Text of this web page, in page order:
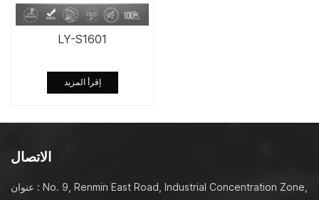
LY-S1601
إقرأ المزيد
الاتصال
عنوان : No. 9, Renmin East Road, Industrial Concentration Zone,